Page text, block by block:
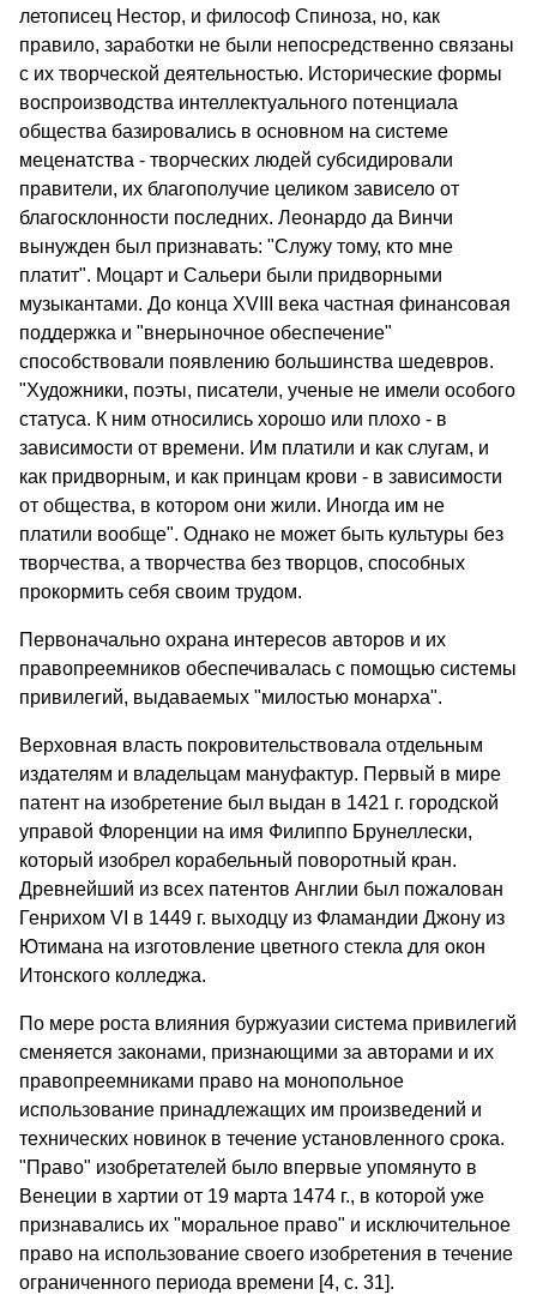
летописец Нестор, и философ Спиноза, но, как
правило, заработки не были непосредственно связаны
с их творческой деятельностью. Исторические формы
воспроизводства интеллектуального потенциала
общества базировались в основном на системе
меценатства - творческих людей субсидировали
правители, их благополучие целиком зависело от
благосклонности последних. Леонардо да Винчи
вынужден был признавать: "Служу тому, кто мне
платит". Моцарт и Сальери были придворными
музыкантами. До конца XVIII века частная финансовая
поддержка и "внерыночное обеспечение"
способствовали появлению большинства шедевров.
"Художники, поэты, писатели, ученые не имели особого
статуса. К ним относились хорошо или плохо - в
зависимости от времени. Им платили и как слугам, и
как придворным, и как принцам крови - в зависимости
от общества, в котором они жили. Иногда им не
платили вообще". Однако не может быть культуры без
творчества, а творчества без творцов, способных
прокормить себя своим трудом.
Первоначально охрана интересов авторов и их
правопреемников обеспечивалась с помощью системы
привилегий, выдаваемых "милостью монарха".
Верховная власть покровительствовала отдельным
издателям и владельцам мануфактур. Первый в мире
патент на изобретение был выдан в 1421 г. городской
управой Флоренции на имя Филиппо Брунеллески,
который изобрел корабельный поворотный кран.
Древнейший из всех патентов Англии был пожалован
Генрихом VI в 1449 г. выходцу из Фламандии Джону из
Ютимана на изготовление цветного стекла для окон
Итонского колледжа.
По мере роста влияния буржуазии система привилегий
сменяется законами, признающими за авторами и их
правопреемниками право на монопольное
использование принадлежащих им произведений и
технических новинок в течение установленного срока.
"Право" изобретателей было впервые упомянуто в
Венеции в хартии от 19 марта 1474 г., в которой уже
признавались их "моральное право" и исключительное
право на использование своего изобретения в течение
ограниченного периода времени [4, c. 31].